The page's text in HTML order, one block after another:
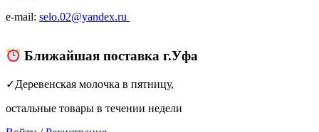
e-mail: selo.02@yandex.ru
Ближайшая поставка г.Уфа
✓Деревенская молочка в пятницу,
остальные товары в течении недели